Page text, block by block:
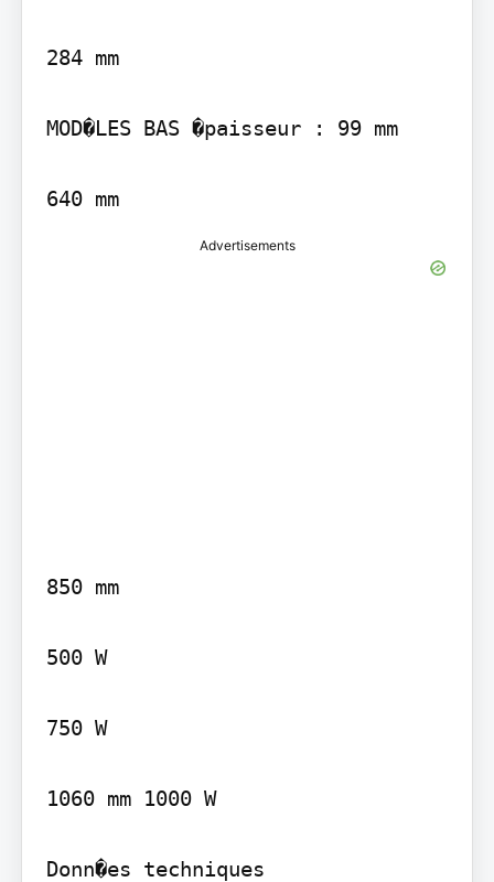
284 mm
MOD�LES BAS �paisseur : 99 mm
640 mm
Advertisements
850 mm
500 W
750 W
1060 mm 1000 W
Donn�es techniques